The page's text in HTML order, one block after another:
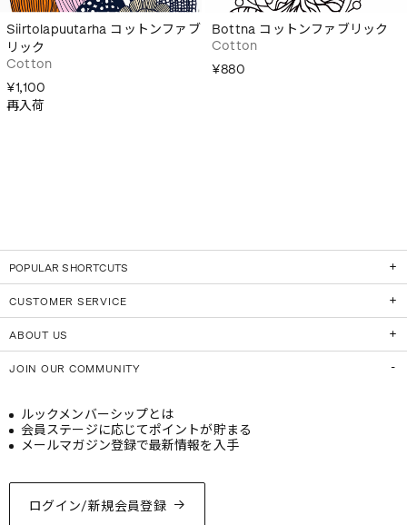
Siirtolapuutarha コットンファブ
リック
Cotton
¥1,100
再入荷
Bottna コットンファブリック
Cotton
¥880
POPULAR SHORTCUTS
CUSTOMER SERVICE
ABOUT US
JOIN OUR COMMUNITY
ログイン/新規会員登録
ルックメンバーシップとは
会員ステージに応じてポイントが貯まる
メールマガジン登録で最新情報を入手